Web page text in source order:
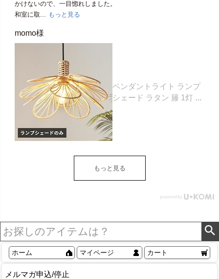
かけないので、一目惚れしました。
和室に取...
もっと見る
momo様
ペンダントライト ランプ
シェード ラタン 籐 1灯 口
ダント ライト ランプ オブ
ジェ フラワーモチーフ お
もっと見る
ホーム マイページ カート
メルマガ申込/停止